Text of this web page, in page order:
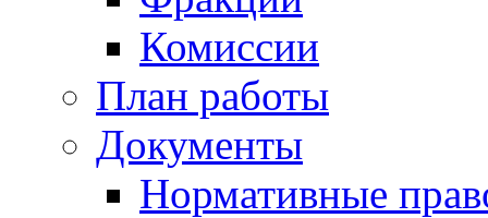
Комиссии
План работы
Документы
Нормативные